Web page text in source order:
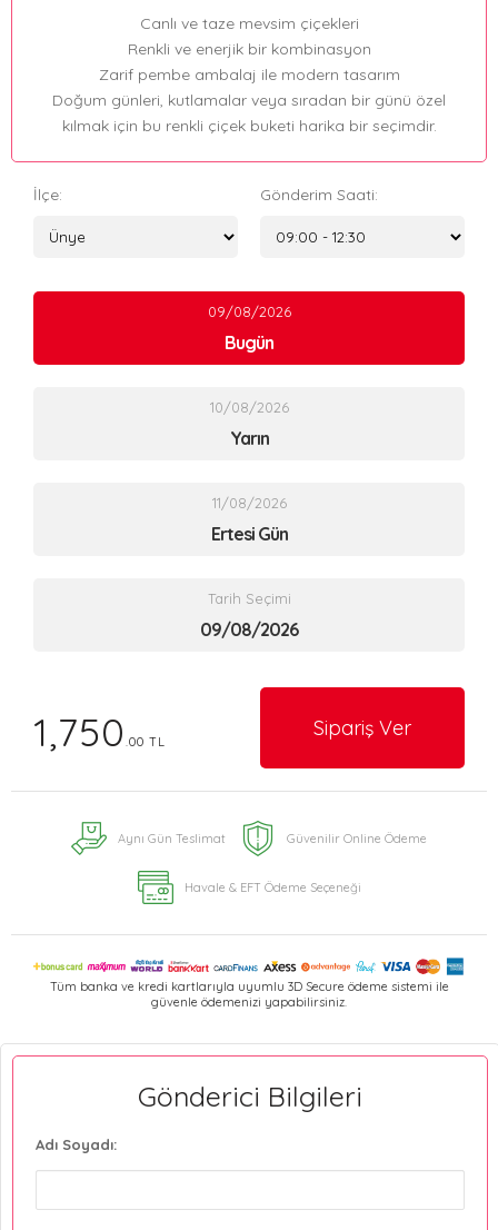
Canlı ve taze mevsim çiçekleri
Renkli ve enerjik bir kombinasyon
Zarif pembe ambalaj ile modern tasarım
Doğum günleri, kutlamalar veya sıradan bir günü özel
kılmak için bu renkli çiçek buketi harika bir seçimdir.
İlçe: Gönderim Saati:
09/08/2026
Bugün
10/08/2026
Yarın
11/08/2026
Ertesi Gün
Tarih Seçimi
1,750 .00 TL
Sipariş Ver
Aynı Gün Teslimat Güvenilir Online Ödeme
Havale & EFT Ödeme Seçeneği
Tüm banka ve kredi kartlarıyla uyumlu 3D Secure ödeme sistemi ile
güvenle ödemenizi yapabilirsiniz.
Gönderici Bilgileri
Adı Soyadı: